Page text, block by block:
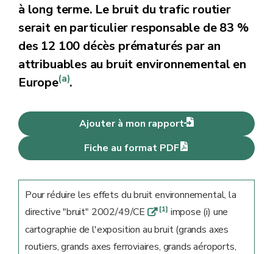
à long terme. Le bruit du trafic routier
serait en particulier responsable de 83 %
des 12 100 décès prématurés par an
attribuables au bruit environnemental en
Europe(a).
Ajouter à mon rapport
Fiche au format PDF
Pour réduire les effets du bruit environnemental, la
directive "bruit" 2002/49/CE q [1] impose (i) une
cartographie de l'exposition au bruit (grands axes
routiers, grands axes ferroviaires, grands aéroports,